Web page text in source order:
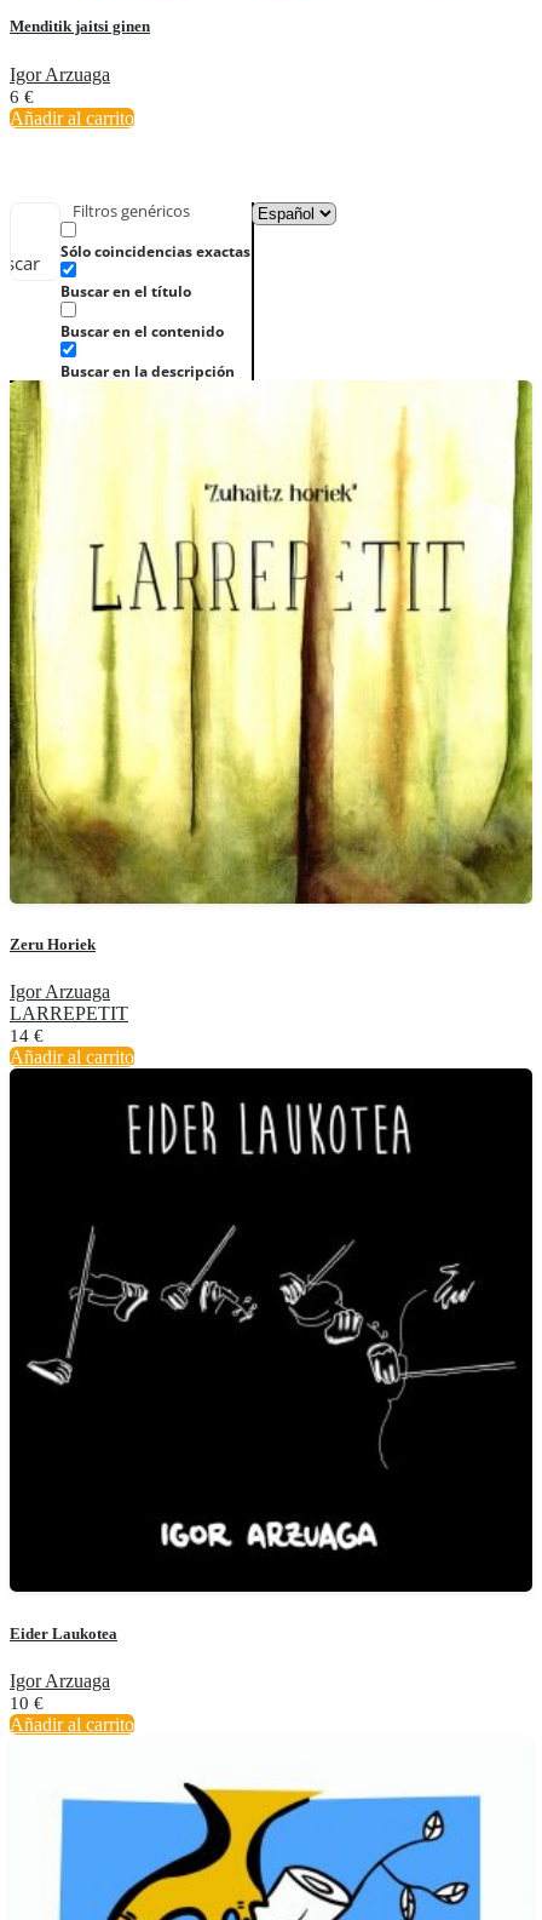
Filtros genéricos
Sólo coincidencias exactas
Buscar en el título
Buscar en el contenido
Buscar en la descripción
Menditik jaitsi ginen
Igor Arzuaga
6 €
Añadir al carrito
Zeru Horiek
Igor Arzuaga
LARREPETIT
14 €
Añadir al carrito
Eider Laukotea
Igor Arzuaga
10 €
Añadir al carrito